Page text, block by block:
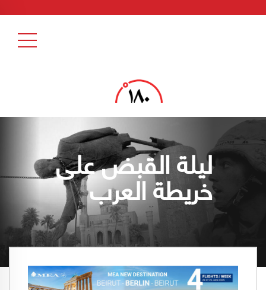
ليلة القبض على
خريطة العرب